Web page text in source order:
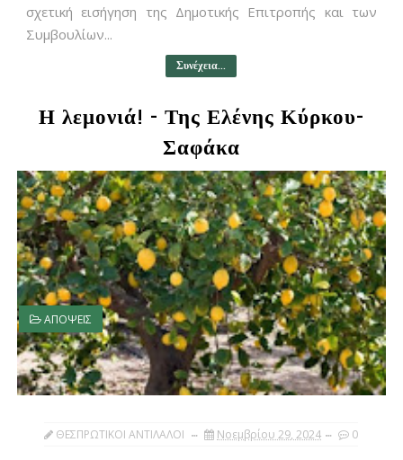
σχετική εισήγηση της Δημοτικής Επιτροπής και των
Συμβουλίων...
Συνέχεια...
Η λεμονιά! - Της Ελένης Κύρκου-
Σαφάκα
ΑΠΟΨΕΙΣ
ΘΕΣΠΡΩΤΙΚΟΙ ΑΝΤΙΛΑΛΟΙ Νοεμβρίου 29, 2024 0